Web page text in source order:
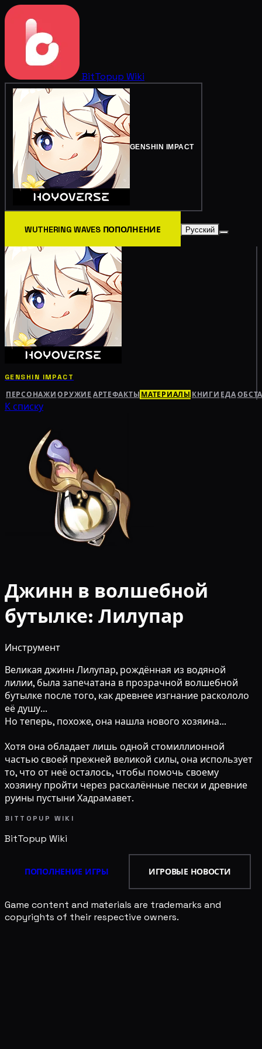
BitTopup Wiki
GENSHIN IMPACT
WUTHERING WAVES ПОПОЛНЕНИЕ Русский
GENSHIN IMPACT
ПЕРСОНАЖИ ОРУЖИЕ АРТЕФАКТЫ МАТЕРИАЛЫ КНИГИ ЕДА
К списку
Джинн в волшебной
бутылке: Лилупар
Инструмент
Великая джинн Лилупар, рождённая из водяной
лилии, была запечатана в прозрачной волшебной
бутылке после того, как древнее изгнание раскололо
её душу...
Но теперь, похоже, она нашла нового хозяина...
Хотя она обладает лишь одной стомиллионной
частью своей прежней великой силы, она использует
то, что от неё осталось, чтобы помочь своему
хозяину пройти через раскалённые пески и древние
руины пустыни Хадрамавет.
BITTOPUP WIKI
BitTopup Wiki
ПОПОЛНЕНИЕ ИГРЫ ИГРОВЫЕ НОВОСТИ
Game content and materials are trademarks and
copyrights of their respective owners.